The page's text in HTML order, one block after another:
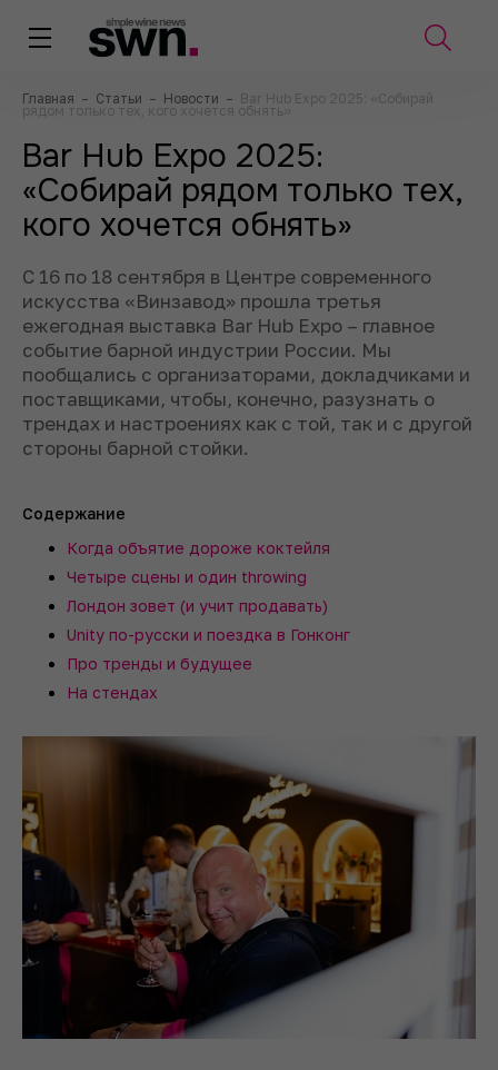
Главная – Статьи – Новости – Bar Hub Expo 2025: «Собирай
рядом только тех, кого хочется обнять»
Bar Hub Expo 2025:
«Собирай рядом только тех,
кого хочется обнять»
С 16 по 18 сентября в Центре современного
искусства «Винзавод» прошла третья
ежегодная выставка Bar Hub Expo – главное
событие барной индустрии России. Мы
пообщались с организаторами, докладчиками и
поставщиками, чтобы, конечно, разузнать о
трендах и настроениях как с той, так и с другой
стороны барной стойки.
Содержание
Когда объятие дороже коктейля
Четыре сцены и один throwing
Лондон зовет (и учит продавать)
Unity по-русски и поездка в Гонконг
Про тренды и будущее
На стендах